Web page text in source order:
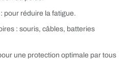
pour réduire la fatigue.
: souris, câbles, batteries
une protection optimale par tous